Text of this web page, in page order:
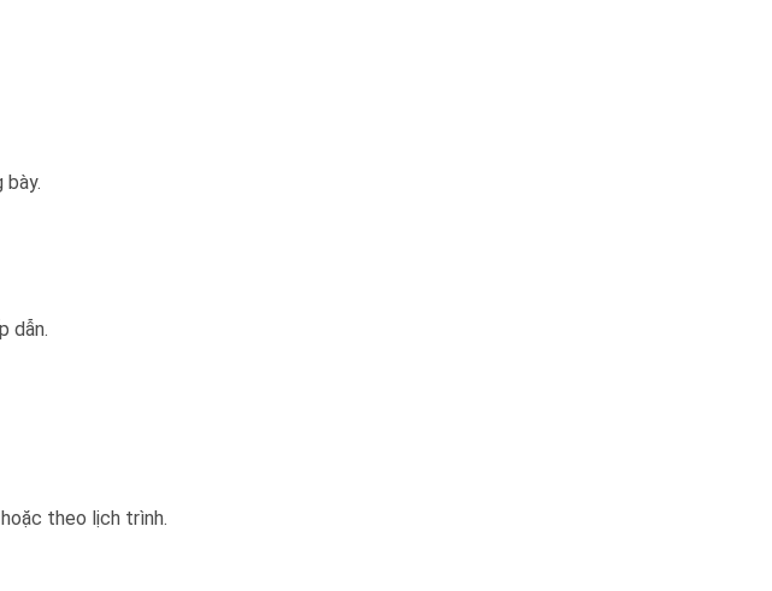
bày.
dẫn.
theo lịch trình.